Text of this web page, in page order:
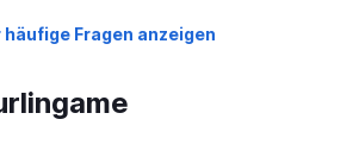
häufige Fragen anzeigen